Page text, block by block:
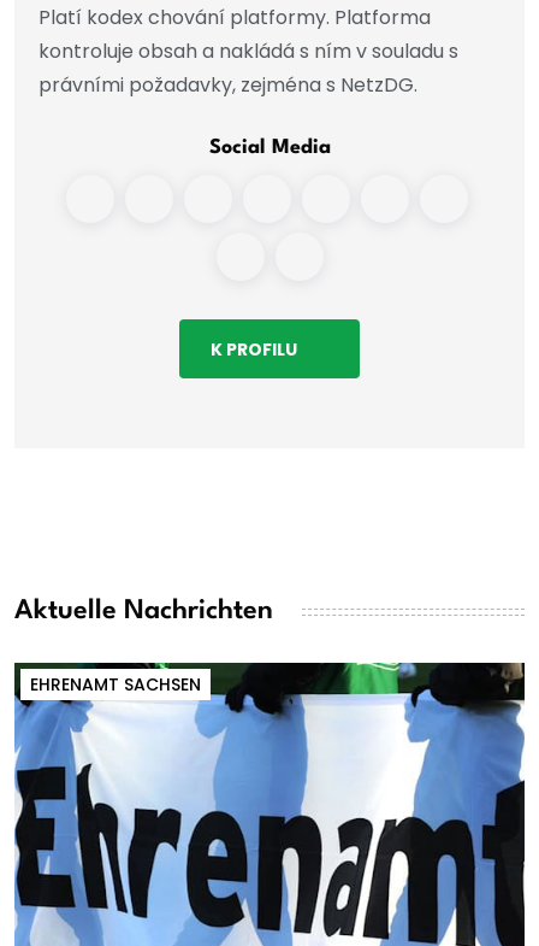
Platí kodex chování platformy. Platforma
kontroluje obsah a nakládá s ním v souladu s
právními požadavky, zejména s NetzDG.
Social Media
K PROFILU
Aktuelle Nachrichten
EHRENAMT SACHSEN